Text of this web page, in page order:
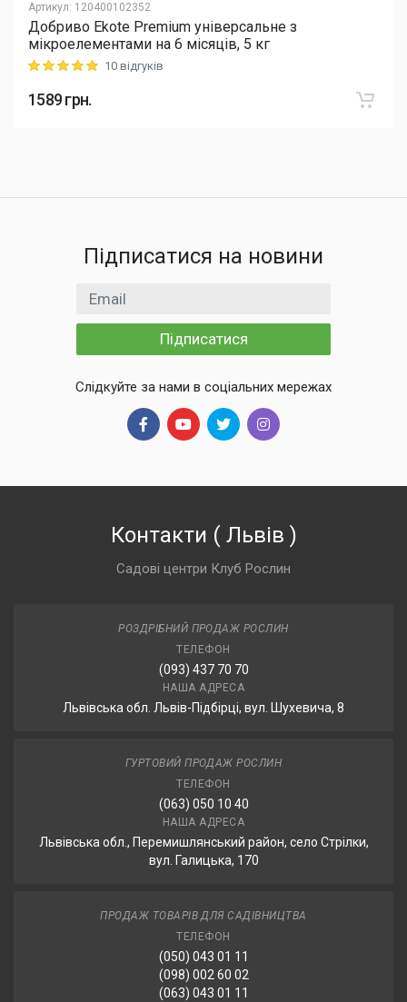
Артикул: 120400102352
Добриво Еkote Premium універсальне з
мікроелементами на 6 місяців, 5 кг
Rating: 5 out of 510 відгуків
1589грн.
Підписатися на новини
Email
Підписатися
Слідкуйте за нами в соціальних мережах
Контакти ( Львів )
Садові центри Клуб Рослин
РОЗДРІБНИЙ ПРОДАЖ РОСЛИН
ТЕЛЕФОН
(093) 437 70 70
НАША АДРЕСА
Львівська обл. Львів-Підбірці, вул. Шухевича, 8
ГУРТОВИЙ ПРОДАЖ РОСЛИН
ТЕЛЕФОН
(063) 050 10 40
НАША АДРЕСА
Львівська обл., Перемишлянський район, село Стрілки,
вул. Галицька, 170
ПРОДАЖ ТОВАРІВ ДЛЯ САДІВНИЦТВА
ТЕЛЕФОН
(050) 043 01 11
(098) 002 60 02
(063) 043 01 11